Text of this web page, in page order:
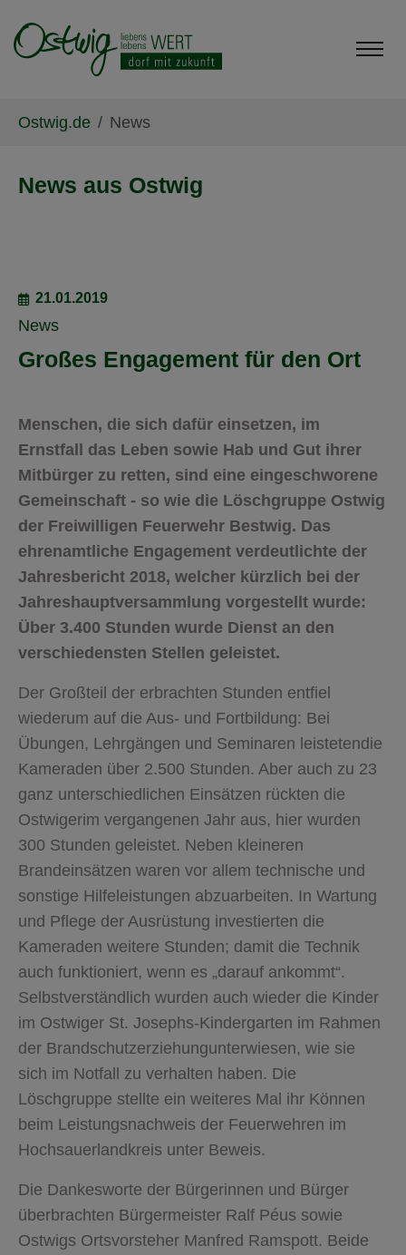
Ostwig.de News
News aus Ostwig
21.01.2019
News
Großes Engagement für den Ort
Menschen, die sich dafür einsetzen, im
Ernstfall das Leben sowie Hab und Gut ihrer
Mitbürger zu retten, sind eine eingeschworene
Gemeinschaft - so wie die Löschgruppe Ostwig
der Freiwilligen Feuerwehr Bestwig. Das
ehrenamtliche Engagement verdeutlichte der
Jahresbericht 2018, welcher kürzlich bei der
Jahreshauptversammlung vorgestellt wurde:
Über 3.400 Stunden wurde Dienst an den
verschiedensten Stellen geleistet.
Der Großteil der erbrachten Stunden entfiel
wiederum auf die Aus- und Fortbildung: Bei
Übungen, Lehrgängen und Seminaren leistetendie
Kameraden über 2.500 Stunden. Aber auch zu 23
ganz unterschiedlichen Einsätzen rückten die
Ostwigerim vergangenen Jahr aus, hier wurden
300 Stunden geleistet. Neben kleineren
Brandeinsätzen waren vor allem technische und
sonstige Hilfeleistungen abzuarbeiten. In Wartung
und Pflege der Ausrüstung investierten die
Kameraden weitere Stunden; damit die Technik
auch funktioniert, wenn es „darauf ankommt“.
Selbstverständlich wurden auch wieder die Kinder
im Ostwiger St. Josephs-Kindergarten im Rahmen
der Brandschutzerziehungunterwiesen, wie sie
sich im Notfall zu verhalten haben. Die
Löschgruppe stellte ein weiteres Mal ihr Können
beim Leistungsnachweis der Feuerwehren im
Hochsauerlandkreis unter Beweis.
Die Dankesworte der Bürgerinnen und Bürger
überbrachten Bürgermeister Ralf Péus sowie
Ostwigs Ortsvorsteher Manfred Ramspott. Beide